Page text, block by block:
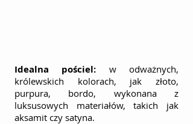
Idealna pościel: w odważnych,
królewskich kolorach, jak złoto,
purpura, bordo, wykonana z
luksusowych materiałów, takich jak
aksamit czy satyna.